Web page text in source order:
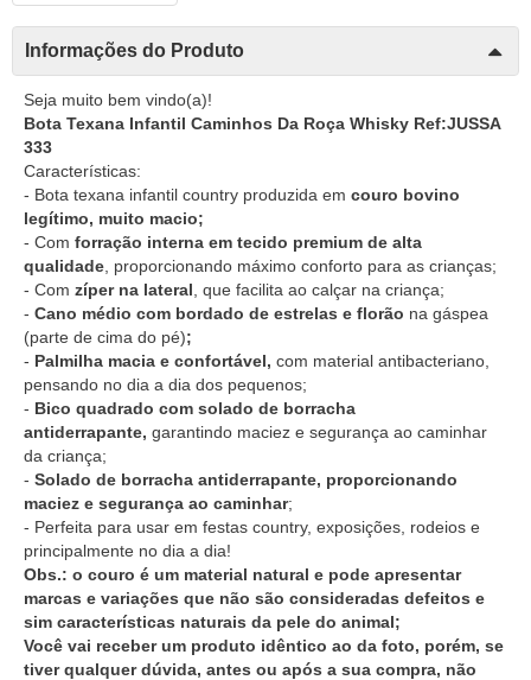
Informações do Produto
Seja muito bem vindo(a)!
Bota Texana Infantil Caminhos Da Roça Whisky Ref:JUSSA
333
Características:
- Bota texana infantil country produzida em couro bovino
legítimo, muito macio;
- Com forração interna em tecido premium de alta
qualidade , proporcionando máximo conforto para as crianças;
- Com zíper na lateral , que facilita ao calçar na criança;
- Cano médio com bordado de estrelas e florão na gáspea
(parte de cima do pé);
- Palmilha macia e confortável, com material antibacteriano,
pensando no dia a dia dos pequenos;
- Bico quadrado com solado de borracha
antiderrapante, garantindo maciez e segurança ao caminhar
da criança;
- Solado de borracha antiderrapante, proporcionando
maciez e segurança ao caminhar;
- Perfeita para usar em festas country, exposições, rodeios e
principalmente no dia a dia!
Obs.: o couro é um material natural e pode apresentar
marcas e variações que não são consideradas defeitos e
sim características naturais da pele do animal;
Você vai receber um produto idêntico ao da foto, porém, se
tiver qualquer dúvida, antes ou após a sua compra, não